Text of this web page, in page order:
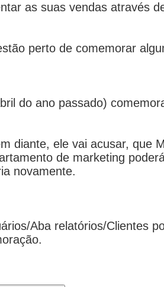
as suas vendas através
perto de comemorar
do ano passado)
diante, ele vai acusar, que
de marketing
novamente.
Aba relatórios/Clientes